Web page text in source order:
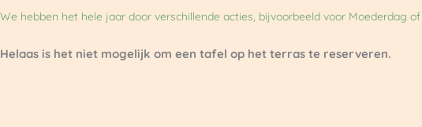
We hebben het hele jaar door verschillende acties, bijvoorbeeld voor Moederdag
Helaas is het niet mogelijk om een tafel op het terras te reserveren.